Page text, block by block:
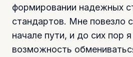
формировании надежных
стандартов. Мне повезло
начале пути, и до сих пор
возможность